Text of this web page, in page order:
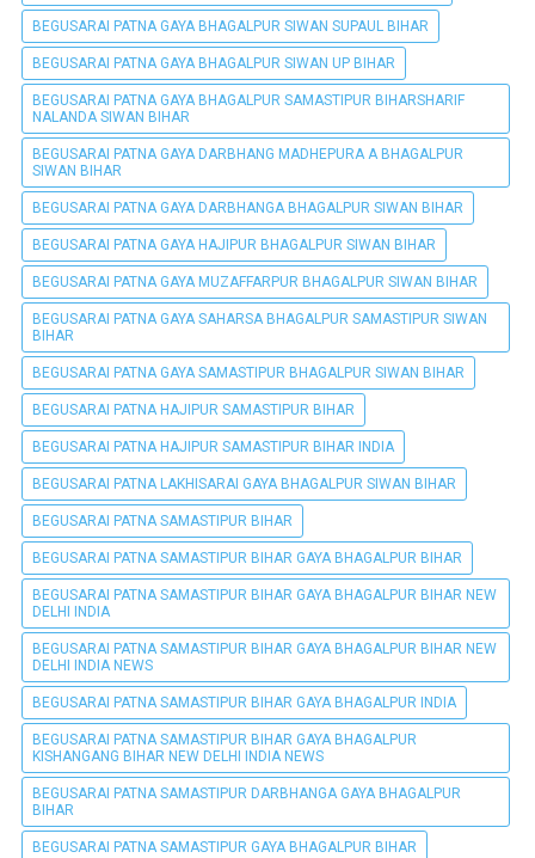
BEGUSARAI PATNA GAYA BHAGALPUR SIWAN SUPAUL BIHAR
BEGUSARAI PATNA GAYA BHAGALPUR SIWAN UP BIHAR
BEGUSARAI PATNA GAYA BHAGALPUR SAMASTIPUR BIHARSHARIF
NALANDA SIWAN BIHAR
BEGUSARAI PATNA GAYA DARBHANG MADHEPURA A BHAGALPUR
SIWAN BIHAR
BEGUSARAI PATNA GAYA DARBHANGA BHAGALPUR SIWAN BIHAR
BEGUSARAI PATNA GAYA HAJIPUR BHAGALPUR SIWAN BIHAR
BEGUSARAI PATNA GAYA MUZAFFARPUR BHAGALPUR SIWAN BIHAR
BEGUSARAI PATNA GAYA SAHARSA BHAGALPUR SAMASTIPUR SIWAN
BIHAR
BEGUSARAI PATNA GAYA SAMASTIPUR BHAGALPUR SIWAN BIHAR
BEGUSARAI PATNA HAJIPUR SAMASTIPUR BIHAR
BEGUSARAI PATNA HAJIPUR SAMASTIPUR BIHAR INDIA
BEGUSARAI PATNA LAKHISARAI GAYA BHAGALPUR SIWAN BIHAR
BEGUSARAI PATNA SAMASTIPUR BIHAR
BEGUSARAI PATNA SAMASTIPUR BIHAR GAYA BHAGALPUR BIHAR
BEGUSARAI PATNA SAMASTIPUR BIHAR GAYA BHAGALPUR BIHAR NEW
DELHI INDIA
BEGUSARAI PATNA SAMASTIPUR BIHAR GAYA BHAGALPUR BIHAR NEW
DELHI INDIA NEWS
BEGUSARAI PATNA SAMASTIPUR BIHAR GAYA BHAGALPUR INDIA
BEGUSARAI PATNA SAMASTIPUR BIHAR GAYA BHAGALPUR
KISHANGANG BIHAR NEW DELHI INDIA NEWS
BEGUSARAI PATNA SAMASTIPUR DARBHANGA GAYA BHAGALPUR
BIHAR
BEGUSARAI PATNA SAMASTIPUR GAYA BHAGALPUR BIHAR